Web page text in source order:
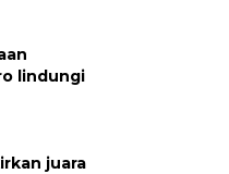
lindungi
juara